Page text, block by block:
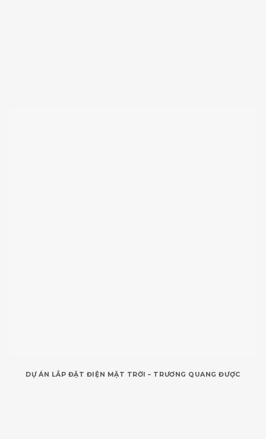
DỰ ÁN LẮP ĐẶT ĐIỆN MẶT TRỜI – TRƯƠNG QUANG ĐƯỢC